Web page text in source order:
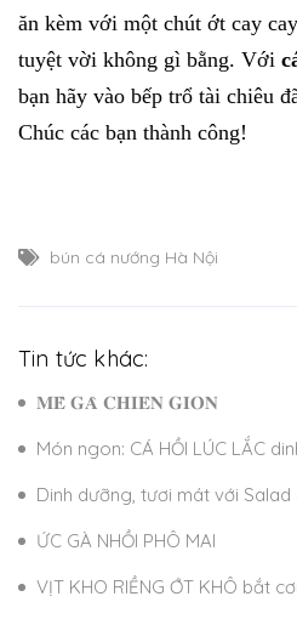
ăn kèm với một chút ớt cay
tuyệt vời không gì bằng. Với
bạn hãy vào bếp trổ tài chiêu
Chúc các bạn thành công!
bún cá nướng Hà Nội
Tin tức khác:
𝐌𝐄̂̀ 𝐆𝐀̀ 𝐂𝐇𝐈𝐄̂𝐍 𝐆𝐈𝐎̀𝐍
Món ngon: CÁ HỒI LÚC LẮC
Dinh dưỡng, tươi mát với
ỨC GÀ NHỒI PHÔ MAI
VỊT KHO RIỀNG ỚT KHÔ bắt